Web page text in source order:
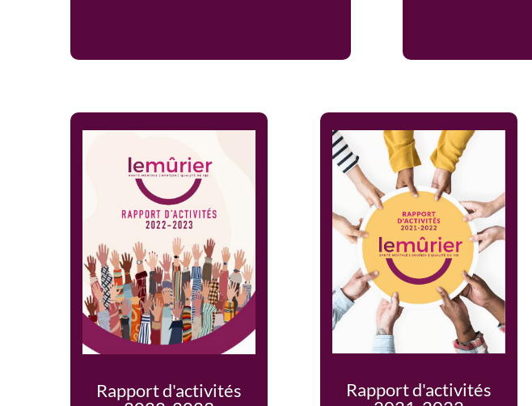
Rapport d'activités
Rapport d'activités